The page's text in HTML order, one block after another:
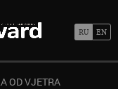
OD VJETRA